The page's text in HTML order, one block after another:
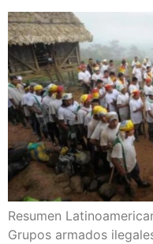
Resu­men
Gru­pos arma­dos